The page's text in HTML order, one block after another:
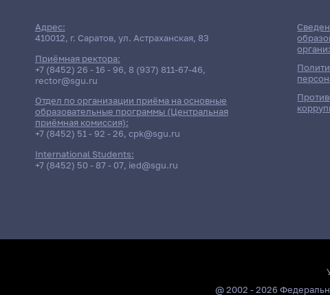
Адрес:
410012, г. Саратов, ул. Астраханская, 83
Приёмная ректора:
+7 (8452) 26 - 16 - 96, 8 (937) 811-67-46,
rector@sgu.ru
Отдел по организации приёма на основные
образовательные программы (Центральная
приёмная комиссия):
+7 (8452) 51 - 92 - 26, cpk@sgu.ru
International Students:
+7 (8452) 50 - 87 - 07, ied@sgu.ru
@ 2002 - 2026